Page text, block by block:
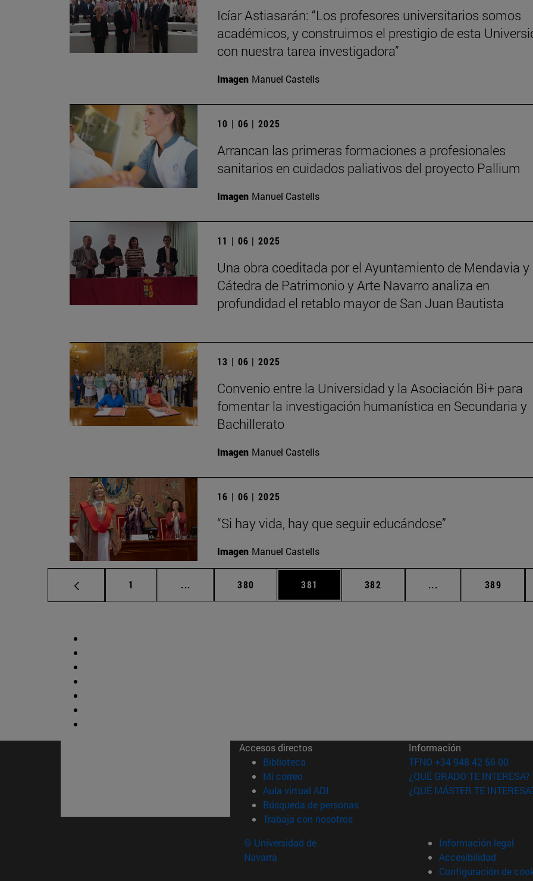
Icíar Astiasarán: “Los profesores universitarios somos
académicos, y construimos el prestigio de esta
con nuestra tarea investigadora”
Imagen Manuel Castells
10 | 06 | 2025
Arrancan las primeras formaciones a profesionales
sanitarios en cuidados paliativos del proyecto Pallium
Imagen Manuel Castells
11 | 06 | 2025
Una obra coeditada por el Ayuntamiento de Mendavia y
Cátedra de Patrimonio y Arte Navarro analiza en
profundidad el retablo mayor de San Juan Bautista
13 | 06 | 2025
Convenio entre la Universidad y la Asociación Bi+ para
fomentar la investigación humanística en Secundaria y
Bachillerato
Imagen Manuel Castells
16 | 06 | 2025
“Si hay vida, hay que seguir educándose”
Imagen Manuel Castells
Página
1 ... Páginas intermedias Use TAB para desplazarse.
Página
380 Página
381 Página
382 ... Páginas Página
389
Accesos directos
Biblioteca (abre en nueva ventana)
Mi correo(abre en nueva ventana)
Aula virtual ADI (abre en nueva ventana)
Búsqueda de personas(abre en nueva ventana)
Trabaja con nosotros(abre en nueva ventana)
Información
TFNO +34 948 42 56 00
¿QUÉ GRADO TE INTERESA?
¿QUÉ MÁSTER TE
© Universidad de
Navarra
Información legal
Accesibilidad
Configuración de